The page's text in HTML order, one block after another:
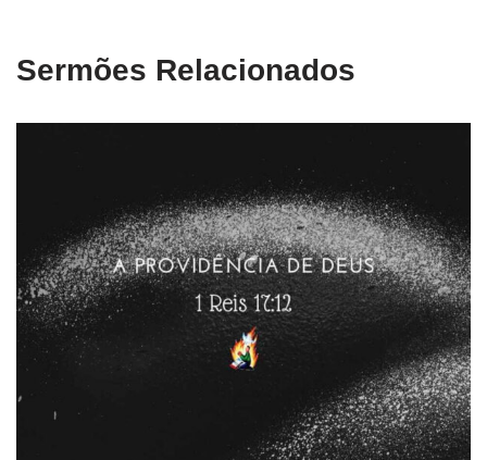
Sermões Relacionados